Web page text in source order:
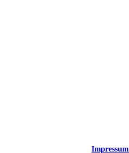
Impressum